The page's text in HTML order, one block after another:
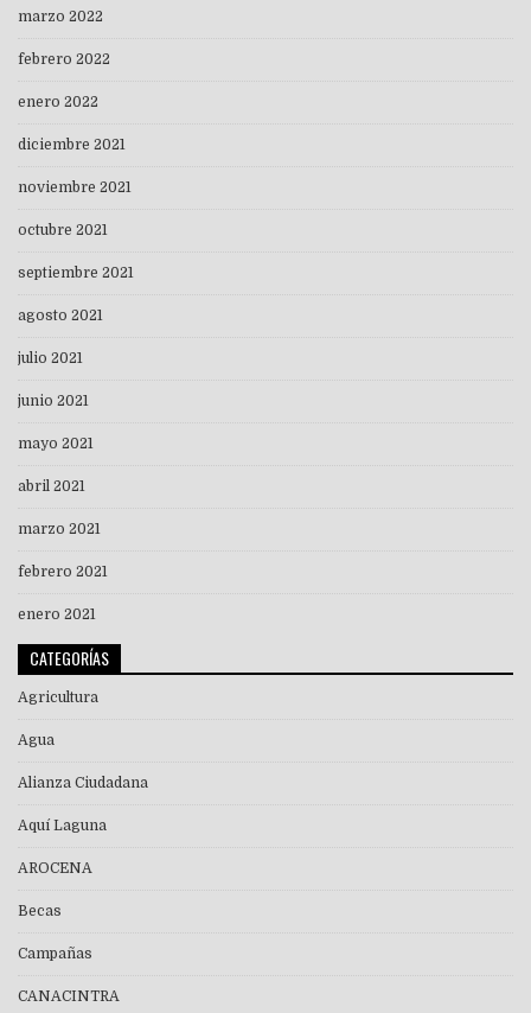
marzo 2022
febrero 2022
enero 2022
diciembre 2021
noviembre 2021
octubre 2021
septiembre 2021
agosto 2021
julio 2021
junio 2021
mayo 2021
abril 2021
marzo 2021
febrero 2021
enero 2021
CATEGORÍAS
Agricultura
Agua
Alianza Ciudadana
Aquí Laguna
AROCENA
Becas
Campañas
CANACINTRA